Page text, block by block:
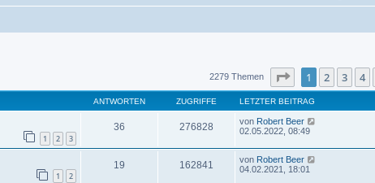
2279 Themen Seite von46
1 2 3 4
ANTWORTEN ZUGRIFFE LETZTER BEITRAG
1 2 3
36 276828 von Robert Beer
02.05.2022, 08:49
1 2
19 162841 von Robert Beer
04.02.2021, 18:01